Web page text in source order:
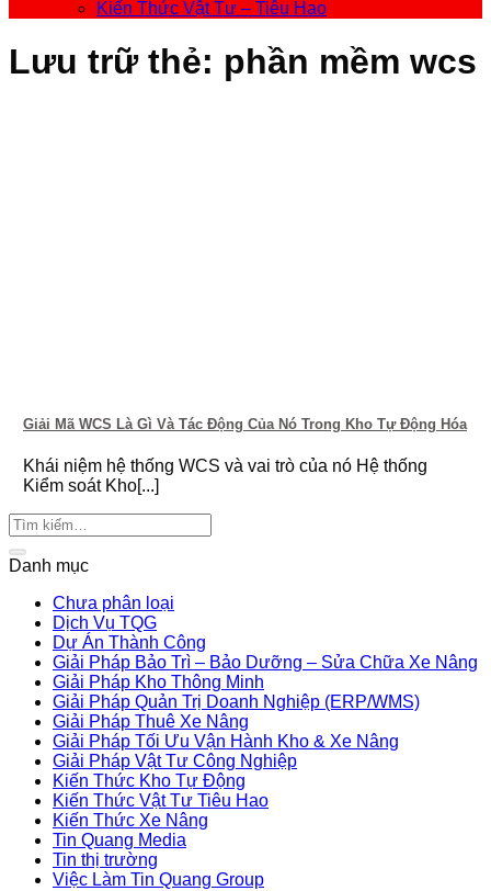
Kiến Thức Vật Tư – Tiêu Hao
Lưu trữ thẻ: phần mềm wcs
Giải Mã WCS Là Gì Và Tác Động Của Nó Trong Kho Tự Động Hóa
Khái niệm hệ thống WCS và vai trò của nó Hệ thống
Kiểm soát Kho[...]
Danh mục
Chưa phân loại
Dịch Vụ TQG
Dự Án Thành Công
Giải Pháp Bảo Trì – Bảo Dưỡng – Sửa Chữa Xe Nâng
Giải Pháp Kho Thông Minh
Giải Pháp Quản Trị Doanh Nghiệp (ERP/WMS)
Giải Pháp Thuê Xe Nâng
Giải Pháp Tối Ưu Vận Hành Kho & Xe Nâng
Giải Pháp Vật Tư Công Nghiệp
Kiến Thức Kho Tự Động
Kiến Thức Vật Tư Tiêu Hao
Kiến Thức Xe Nâng
Tin Quang Media
Tin thị trường
Việc Làm Tin Quang Group